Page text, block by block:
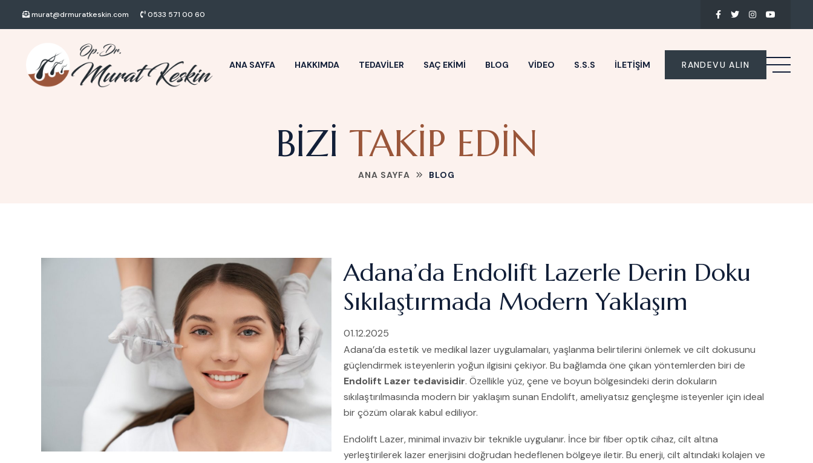
murat@drmuratkeskin.com 0533 571 00 60
ANA SAYFA HAKKIMDA TEDAVILER SAÇ EKIMI BLOG VIDEO S.S.S İLETIŞIM RANDEVU ALIN
BIZI TAKIP EDIN
ANA SAYFA BLOG
Adana’da Endolift Lazerle Derin Doku
Sıkılaştırmada Modern Yaklaşım
01.12.2025
Adana’da estetik ve medikal lazer uygulamaları, yaşlanma belirtilerini önlemek ve cilt dokusunu
güçlendirmek isteyenlerin yoğun ilgisini çekiyor. Bu bağlamda öne çıkan yöntemlerden biri de
Endolift Lazer tedavisidir. Özellikle yüz, çene ve boyun bölgesindeki derin dokuların
sıkılaştırılmasında modern bir yaklaşım sunan Endolift, ameliyatsız gençleşme isteyenler için ideal
bir çözüm olarak kabul ediliyor.
Endolift Lazer, minimal invaziv bir teknikle uygulanır. İnce bir fiber optik cihaz, cilt altına
yerleştirilerek lazer enerjisini doğrudan hedeflenen bölgeye iletir. Bu enerji, cilt altındaki kolajen ve